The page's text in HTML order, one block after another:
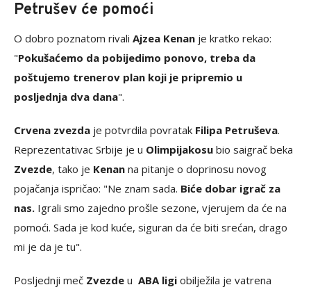
Petrušev će pomoći
O dobro poznatom rivali Ajzea Kenan je kratko rekao:
"Pokušaćemo da pobijedimo ponovo, treba da
poštujemo trenerov plan koji je pripremio u
posljednja dva dana".
Crvena zvezda je potvrdila povratak Filipa Petruševa.
Reprezentativac Srbije je u Olimpijakosu bio saigrač beka
Zvezde, tako je Kenan na pitanje o doprinosu novog
pojačanja ispričao: "Ne znam sada. Biće dobar igrač za
nas. Igrali smo zajedno prošle sezone, vjerujem da će na
pomoći. Sada je kod kuće, siguran da će biti srećan, drago
mi je da je tu".
Posljednji meč Zvezde u ABA ligi obilježila je vatrena